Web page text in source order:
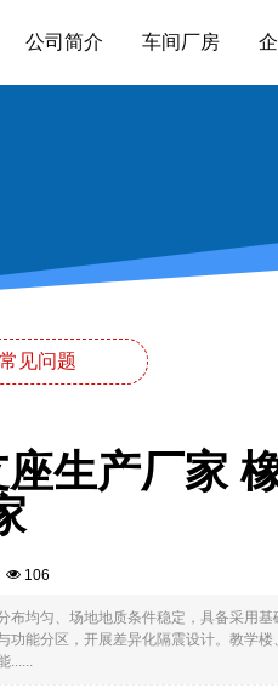
公司简介 车间厂房
常见问题
生产厂家
106
均匀、场地地质条件稳定，具备采用基
能分区，开展差异化隔震设计。教学楼
......